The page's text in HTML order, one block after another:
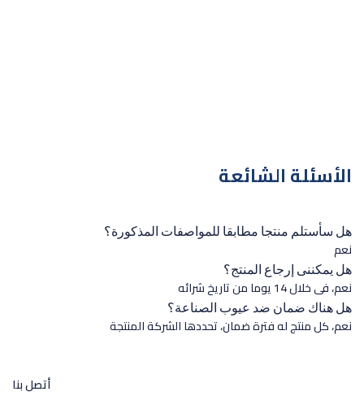
الأسئلة الشائعة
هل سأستلم منتجا مطابقا للمواصفات المذكورة؟
نعم
هل يمكننى إرجاع المنتج؟
نعم، فى خلال 14 يوما من تاريخ شرائه
هل هناك ضمان ضد عيوب الصناعة؟
نعم، كل منتج له فترة ضمان، تحددها الشركة المنتجة
أتصل بنا